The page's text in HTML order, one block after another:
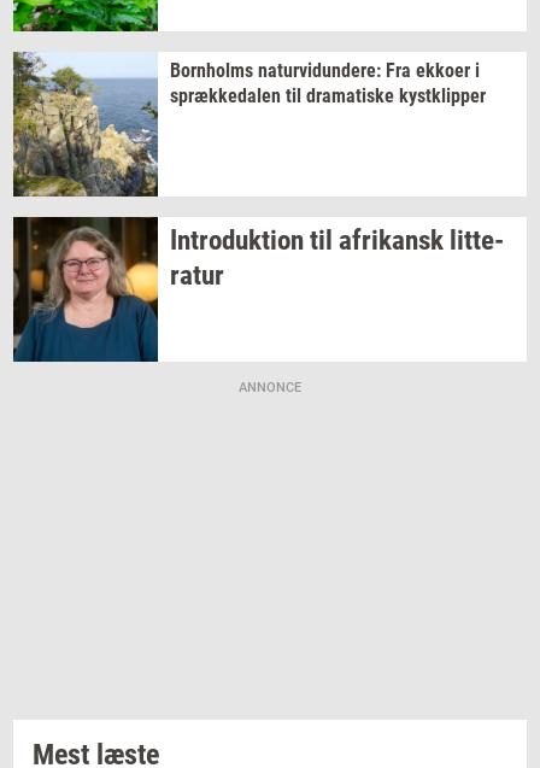
Born­holms na­tur­vi­dun­de­re: Fra ek­ko­er i
spræk­ke­da­len til dra­ma­ti­ske kyst­klip­per
In­tro­duk­tiontil afri­kansk lit­te­
ra­tur
ANNONCE
Mest læste